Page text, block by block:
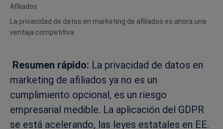
Afiliados
La privacidad de datos en marketing de afiliados es ahora una
ventaja competitiva
Resumen rápido: La privacidad de datos en
marketing de afiliados ya no es un
cumplimiento opcional, es un riesgo
empresarial medible. La aplicación del GDPR
se está acelerando, las leyes estatales en EE.